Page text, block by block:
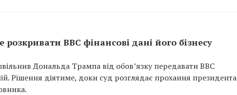
BBC фінансові дані його бізнесу
Дональда Трампа від обов’язку передавати BBC
Рішення діятиме, доки суд розглядає прохання президента